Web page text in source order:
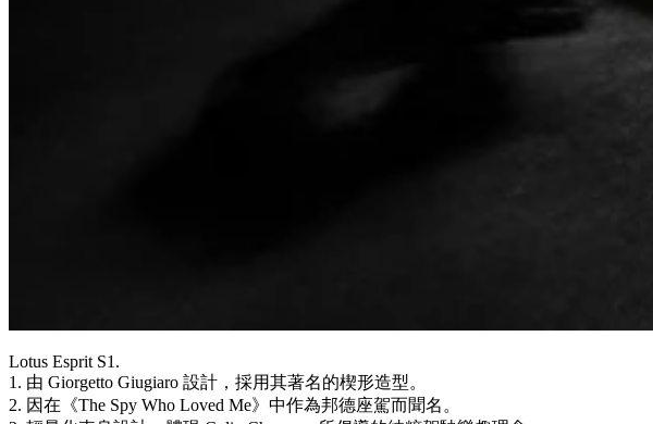
Lotus Esprit S1.
1. 由 Giorgetto Giugiaro 設計，採用其著名的楔形造型。
2. 因在《The Spy Who Loved Me》中作為邦德座駕而聞名。